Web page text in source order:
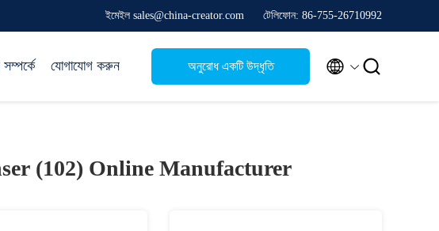
ইমেইল sales@china-creator.com টেলিফোন: 86-755-26710992
যোগাযোগ করুন অনুরোধ একটি উদ্ধৃতি  
(102) Online Manufacturer